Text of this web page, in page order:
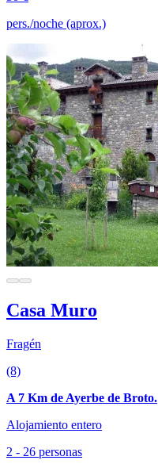
pers./noche (aprox.)
Casa Muro
Fragén
(8)
A 7 Km de Ayerbe de Broto.
Alojamiento entero
2 - 26 personas